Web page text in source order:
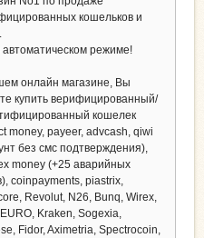
кошельков и
автоматическом режиме!
онлайн магазине, Вы
купить верифицированный/
кошелек
money, payeer, advcash, qiwi
без смс подтверждения),
money (+25 аварийных
coinpayments, piastrix,
Revolut, N26, Bunq, Wirex,
Kraken, Sogexia,
Fidor, Aximetria, Spectrocoin,